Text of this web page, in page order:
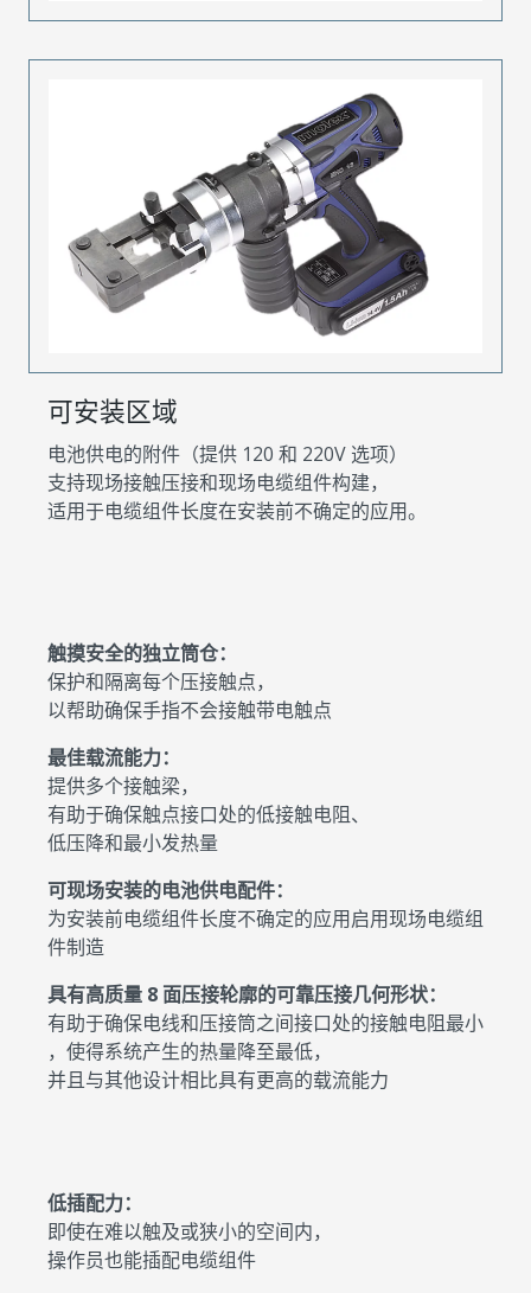
可安装区域
电池供电的附件（提供 120 和 220V 选项）
支持现场接触压接和现场电缆组件构建，
适用于电缆组件长度在安装前不确定的应用。
触摸安全的独立筒仓：
保护和隔离每个压接触点，
以帮助确保手指不会接触带电触点
最佳载流能力：
提供多个接触梁，
有助于确保触点接口处的低接触电阻、
低压降和最小发热量
可现场安装的电池供电配件：
为安装前电缆组件长度不确定的应用启用现场电缆组
件制造
具有高质量 8 面压接轮廓的可靠压接几何形状：
有助于确保电线和压接筒之间接口处的接触电阻最小
，使得系统产生的热量降至最低，
并且与其他设计相比具有更高的载流能力
低插配力：
即使在难以触及或狭小的空间内，
操作员也能插配电缆组件